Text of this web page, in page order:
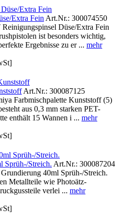
Extra Fein Art.Nr.: 300074550
Düse/Extra Fein
ist besonders wichtig,
Ergebnisse zu er ... mehr
Art.Nr.: 300087125
Farbmischpalette Kunststoff (5)
aus 0,3 mm starken PET-
enthält 15 Wannen i ... mehr
Sprüh-/Streich. Art.Nr.: 300087204
40ml Sprüh-/Streich.
Metallteile wie Photoätz-
verlei ... mehr